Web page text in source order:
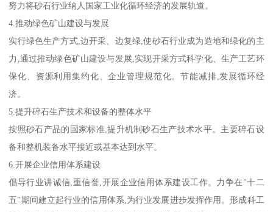
努力将砂石行业纳人国家工业化循环经济的发展轨道。
4.推动绿色矿山建设与发展
实行绿色生产方式,边开采、边复绿,使砂石行业成为造地和绿化的主
力,通过推动绿色矿山建设与发展,实现开采方式科学化、生产工艺环
保化、资源利用集约化、企业管理规范化。节能减排,发展循环经
济。
5.提升碎石生产技术和设备的整体水平
按照砂石产品的国家标准,提升机制砂石生产技术水平。主要碎石设
备和整机装备水平接近或基本达到水平。
6.开展企业信用体系建设
倡导行业讲诚信,重信誉,开展企业信用体系建设工作。力争在"十二
五"期间建立起行业的信用体系,为行业发展进步发挥作用。形成科工